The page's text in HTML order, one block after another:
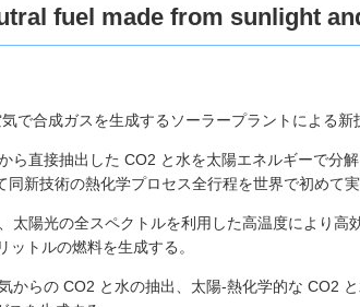
fuel made from sunlight
で合成ガスを生成するソーラープラントによる新
ら直接抽出した CO2 と水を太陽エネルギーで分
同新技術の熱化学プロセス全行程を世界で初めて実
太陽光の全スペクトルを利用した高温度により
ットルの燃料を生成する。
からの CO2 と水の抽出、太陽-熱化学的な CO2